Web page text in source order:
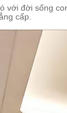
với đời sống
cấp.